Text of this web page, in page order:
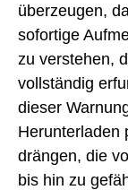
überzeugen,
sofortige
zu verstehen,
vollständig
dieser
Herunterladen
drängen, die
bis hin zu